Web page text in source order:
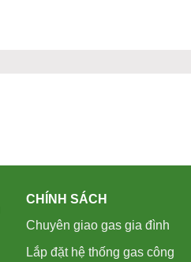
CHÍNH SÁCH
Chuyên giao gas gia đình
Lắp đặt hệ thống gas công